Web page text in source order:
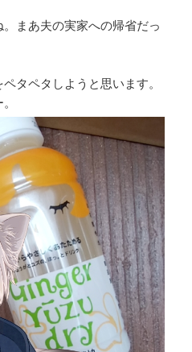
まあ夫の実家への帰省だっ
タペタしようと思います。